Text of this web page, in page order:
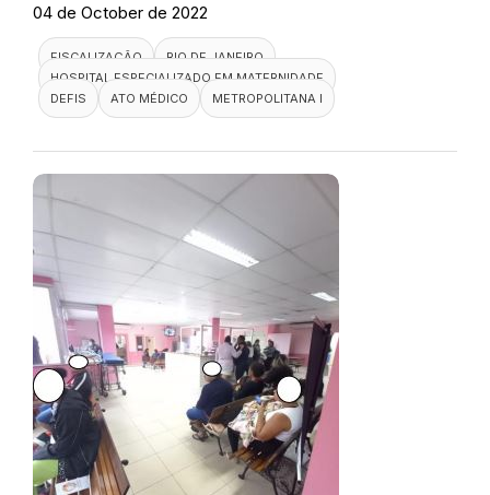
04 de October de 2022
FISCALIZAÇÃO
RIO DE JANEIRO
HOSPITAL ESPECIALIZADO EM MATERNIDADE
DEFIS
ATO MÉDICO METROPOLITANA I